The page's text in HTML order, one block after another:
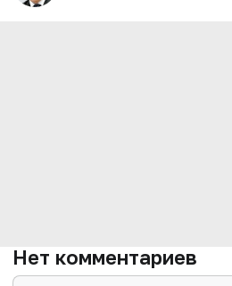
Нет комментариев